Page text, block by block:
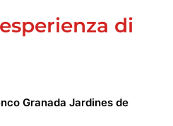
di
Granada Jardines de